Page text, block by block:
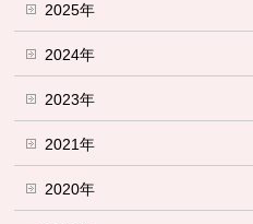
2025年
2024年
2023年
2021年
2020年